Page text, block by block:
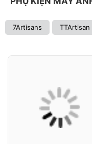
7Artisans TTArtisan